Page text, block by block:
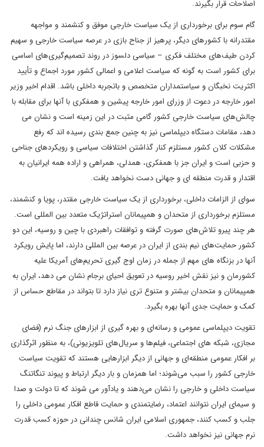
اصلاحات قرار بگیرند.
گام سوم برای برخورداری از یک سیاست خارجی موفق و کنشمند و مواجهه
مقتدرانه با کشورهای دیگر، پرهیز از جناح بازی در عرصه سیاست خارجی و سهیم
کردن طیف‌های مختلف فکری – سیاسی دلسوز در روند تصمیم‌گیری‌های اساسی
برای کشور است به گونه که سیاست اعلامی و اعمالی کشور مورد اجماع و تأیید
اکثریت نخبگان و سیاستمداران متخصص و باتجربه داخلی باشد. اقدام اخیر وزیر
امور خارجه در دعوت از وزرای امور خارجه پیشین و همفکری با آنها برای مقابله با
چالش‌های سیاست خارجی کشور گامی مثبت در این زمینه است و نشان می
دهد، مقامات دستگاه دیپلماسی نیز به چنین جمع بندی رسیده اند که رفع
مشکلات کلان کشور مستلزم کنار گذاشتن اختلافات سیاسی و رویکردهای جناحی
و حزبی است و ایران جز با همفکری، همدلی، همراهی و اراده همه ایرانیان به
اقتدار و قدرت منطقه ای و جهانی دست نخواهد یافت.
سوای از الزامات داخلی، برخورداری از یک سیاست خارجی مقتدر، پویا و کنشمند،
مستلزم برخورداری از متحدان و همپیمانان استراتژیک متعدد بین المللی است.
هر چند پیرو تلاش‌های صورت گرفته و توافقات راهبردی با چین و روسیه، این دو
کشور حمایت‌های نیم بندی از ایران در عرصه بین المللی دارند، اما پایش رویکرد
آنها در بزنگاه های مهم از جمله در زمان اوج گیری تحریم‌های آمریکا علیه
کشورمان و نیز نقش اخیر روسیه در تعویق احیای برجام نشان می دهد، ایران به
همپیمانان و متحدان بیشتر و متنوع تری نیاز دارد تا بتواند در مقاطع حساس از
کمک و حمایت جدی آنها بهره بگیرد.
تقویت دیپلماسی عمومی و رسانه‌ای و بهره گیری از ابزارهای جنگ نرم (فضای
مجازی، شبکه های اجتماعی، فیلم‌ها و سریال‌های تلویزیونی)، به منظور اثرگذاری
بر افکار عمومی منطقه‌ای و جهانی از دیگر ابزارهایی هستند که تقویت سیاست
خارجی کشور را سبب می‌شوند؛ اما همزمان و بار دیگر ارتباط و پیوند تنگاتنگ
سیاست داخلی و خارجی را نشان می‌دهند و یادآور می شوند که تا دولت و صدا
و سیمای ایران نتوانند اعتماد، رضایتمندی و حمایت قاطع افکار عمومی داخلی را
جلب و کسب کنند، جمهوری اسلامی ایران شانس چندانی در حوزه کسب قدرت
نرم جهانی نیز نخواهد داشت.